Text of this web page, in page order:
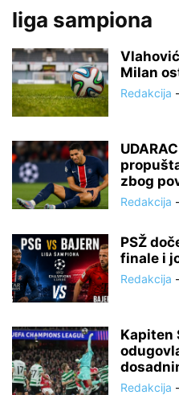
liga sampiona
Milan
Redakcija -
zbog
Redakcija -
PSŽ
finale i
Redakcija -
Kapiten
Redakcija -